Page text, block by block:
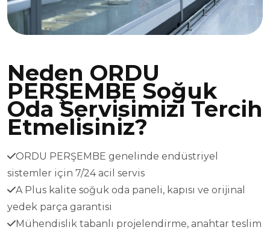
Neden ORDU
PERŞEMBE Soğuk
Oda Servisimizi Tercih
Etmelisiniz?
ORDU PERŞEMBE genelinde endüstriyel
sistemler için 7/24 acil servis
A Plus kalite soğuk oda paneli, kapısı ve orijinal
yedek parça garantisi
Mühendislik tabanlı projelendirme, anahtar teslim